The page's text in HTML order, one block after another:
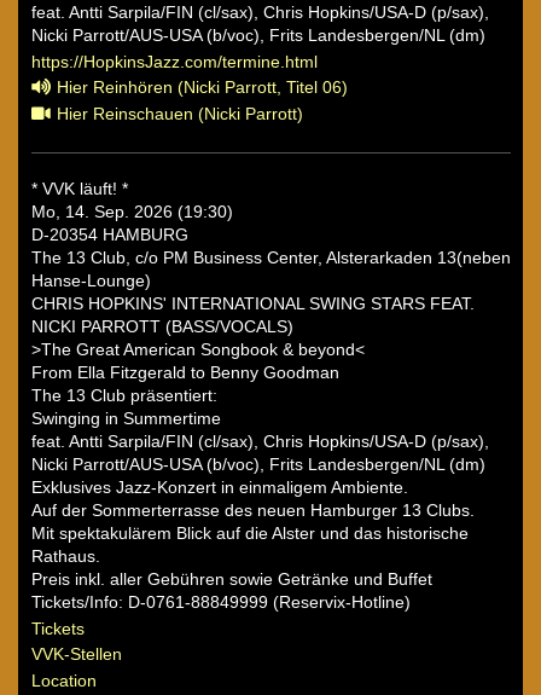
feat. Antti Sarpila/FIN (cl/sax), Chris Hopkins/USA-D (p/sax),
Nicki Parrott/AUS-USA (b/voc), Frits Landesbergen/NL (dm)
https://HopkinsJazz.com/termine.html
Hier Reinhören (Nicki Parrott, Titel 06)
Hier Reinschauen (Nicki Parrott)
* VVK läuft! *
Mo, 14. Sep. 2026 (19:30)
D-20354 HAMBURG
The 13 Club, c/o PM Business Center, Alsterarkaden 13(neben
Hanse-Lounge)
CHRIS HOPKINS' INTERNATIONAL SWING STARS FEAT.
NICKI PARROTT (BASS/VOCALS)
>The Great American Songbook & beyond<
From Ella Fitzgerald to Benny Goodman
The 13 Club präsentiert:
Swinging in Summertime
feat. Antti Sarpila/FIN (cl/sax), Chris Hopkins/USA-D (p/sax),
Nicki Parrott/AUS-USA (b/voc), Frits Landesbergen/NL (dm)
Exklusives Jazz-Konzert in einmaligem Ambiente.
Auf der Sommerterrasse des neuen Hamburger 13 Clubs.
Mit spektakulärem Blick auf die Alster und das historische
Rathaus.
Preis inkl. aller Gebühren sowie Getränke und Buffet
Tickets/Info: D-0761-88849999 (Reservix-Hotline)
Tickets
VVK-Stellen
Location